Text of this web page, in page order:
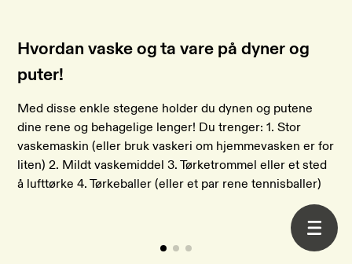
Hvordan vaske og ta vare på dyner og
puter!
Med disse enkle stegene holder du dynen og putene
dine rene og behagelige lenger! Du trenger: 1. Stor
vaskemaskin (eller bruk vaskeri om hjemmevasken er for
liten) 2. Mildt vaskemiddel 3. Tørketrommel eller et sted
å lufttørke 4. Tørkeballer (eller et par rene tennisballer)